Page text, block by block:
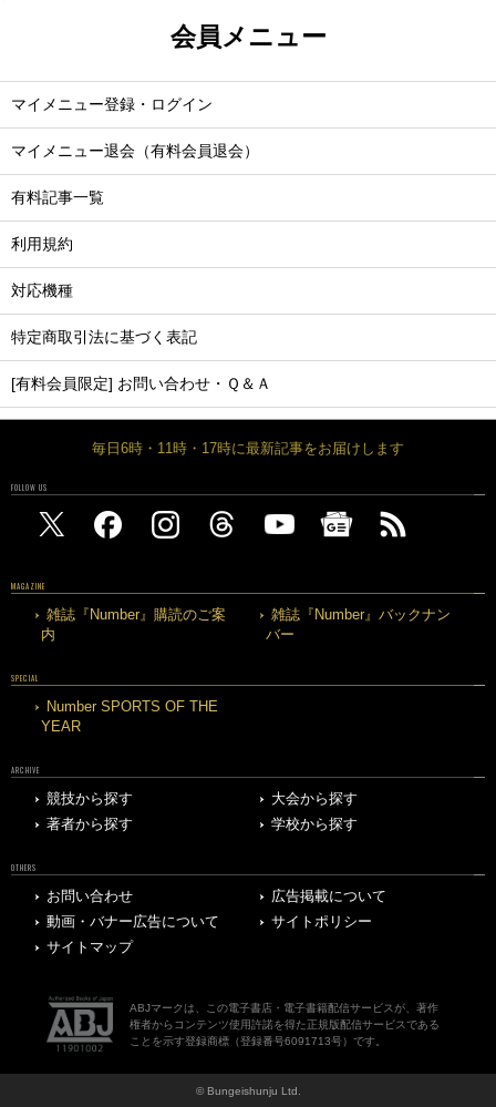
会員メニュー
マイメニュー登録・ログイン
マイメニュー退会（有料会員退会）
有料記事一覧
利用規約
対応機種
特定商取引法に基づく表記
[有料会員限定] お問い合わせ・Ｑ＆Ａ
毎日6時・11時・17時に最新記事をお届けします
FOLLOW US
MAGAZINE
雑誌『Number』購読のご案
内
雑誌『Number』バックナン
バー
SPECIAL
Number SPORTS OF THE
YEAR
ARCHIVE
競技から探す
大会から探す
著者から探す
学校から探す
OTHERS
お問い合わせ
広告掲載について
動画・バナー広告について
サイトポリシー
サイトマップ
ABJマークは、この電子書店・電子書籍配信サービスが、著作
権者からコンテンツ使用許諾を得た正規版配信サービスである
ことを示す登録商標（登録番号6091713号）です。
© Bungeishunju Ltd.